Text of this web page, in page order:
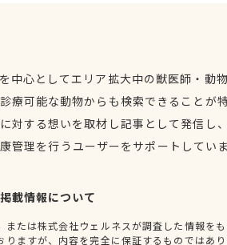
中心としてエリア拡大中の獣医師・動
療可能な動物からも検索できることが
対する想いを取材し記事として発信し
管理を行うユーザーをサポートしてい
掲載情報について
たは株式会社ウェルネスが調査した情報を
ますが、内容を完全に保証するものではあ